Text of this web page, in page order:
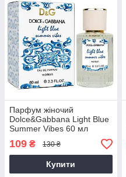
Парфум жіночий
Dolce&Gabbana Light Blue
Summer Vibes 60 мл
109 ₴ 130 ₴
Купити